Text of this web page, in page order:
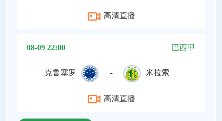
高清直播
08-09 22:00 巴西甲
克鲁塞罗 - 米拉索
高清直播